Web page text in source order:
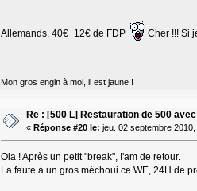
Allemands, 40€+12€ de FDP Cher !!! Si
Mon gros engin à moi, il est jaune !
Re : [500 L] Restauration de 500
« Réponse #20 le: jeu. 02 septembre
Ola ! Après un petit "break", I'am de retour.
La faute à un gros méchoui ce WE, 24H de